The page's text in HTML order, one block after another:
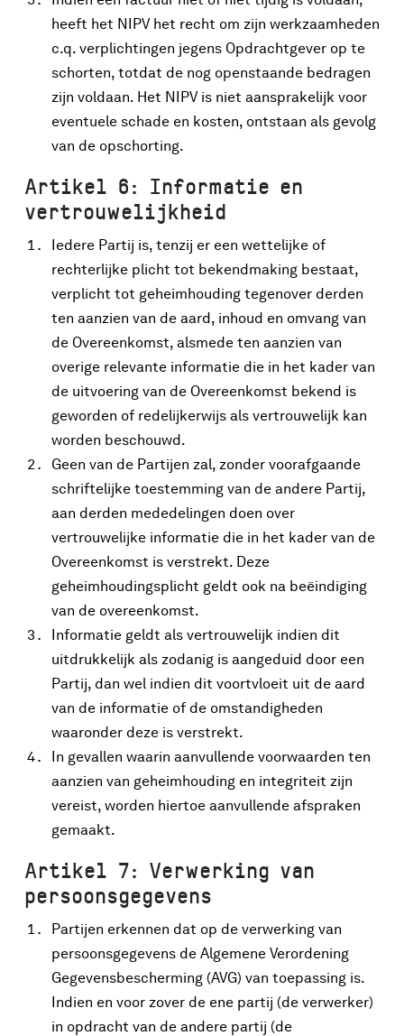
heeft het NIPV het recht om zijn werkzaamheden
c.q. verplichtingen jegens Opdrachtgever op te
schorten, totdat de nog openstaande bedragen
zijn voldaan. Het NIPV is niet aansprakelijk voor
eventuele schade en kosten, ontstaan als gevolg
van de opschorting.
Artikel 6: Informatie en
vertrouwelijkheid
Iedere Partij is, tenzij er een wettelijke of
rechterlijke plicht tot bekendmaking bestaat,
verplicht tot geheimhouding tegenover derden
ten aanzien van de aard, inhoud en omvang van
de Overeenkomst, alsmede ten aanzien van
overige relevante informatie die in het kader van
de uitvoering van de Overeenkomst bekend is
geworden of redelijkerwijs als vertrouwelijk kan
worden beschouwd.
Geen van de Partijen zal, zonder voorafgaande
schriftelijke toestemming van de andere Partij,
aan derden mededelingen doen over
vertrouwelijke informatie die in het kader van de
Overeenkomst is verstrekt. Deze
geheimhoudingsplicht geldt ook na beëindiging
van de overeenkomst.
Informatie geldt als vertrouwelijk indien dit
uitdrukkelijk als zodanig is aangeduid door een
Partij, dan wel indien dit voortvloeit uit de aard
van de informatie of de omstandigheden
waaronder deze is verstrekt.
In gevallen waarin aanvullende voorwaarden ten
aanzien van geheimhouding en integriteit zijn
vereist, worden hiertoe aanvullende afspraken
gemaakt.
Artikel 7: Verwerking van
persoonsgegevens
Partijen erkennen dat op de verwerking van
persoonsgegevens de Algemene Verordening
Gegevensbescherming (AVG) van toepassing is.
Indien en voor zover de ene partij (de verwerker)
in opdracht van de andere partij (de